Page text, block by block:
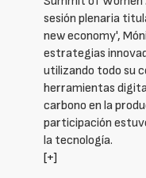
sesión plenaria
new economy',
estrategias
utilizando todo su
herramientas
carbono en la
participación
la tecnología.
[+]